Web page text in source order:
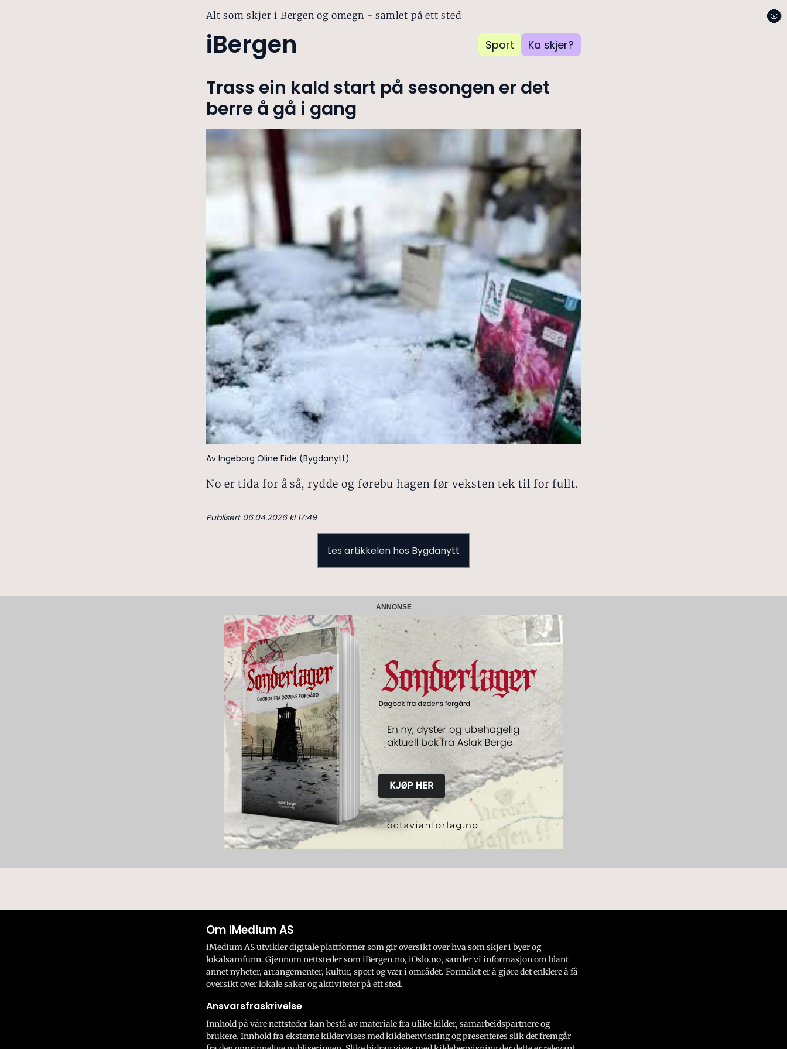
Alt som skjer i Bergen og omegn - samlet på ett sted
iBergen Sport Ka skjer?
🌚
Trass ein kald start på sesongen er det
berre å gå i gang
Av Ingeborg Oline Eide (Bygdanytt)
No er tida for å så, rydde og førebu hagen før veksten tek til for fullt.
Publisert 06.04.2026 kl 17:49
Les artikkelen hos Bygdanytt
ANNONSE
Om iMedium AS
iMedium AS utvikler digitale plattformer som gir oversikt over hva som skjer i byer og
lokalsamfunn. Gjennom nettsteder som iBergen.no, iOslo.no, samler vi informasjon om blant
annet nyheter, arrangementer, kultur, sport og vær i området. Formålet er å gjøre det enklere å få
oversikt over lokale saker og aktiviteter på ett sted.
Ansvarsfraskrivelse
Innhold på våre nettsteder kan bestå av materiale fra ulike kilder, samarbeidspartnere og
brukere. Innhold fra eksterne kilder vises med kildehenvisning og presenteres slik det fremgår